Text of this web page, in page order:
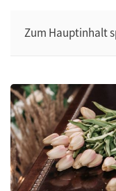
Zum Hauptinhalt